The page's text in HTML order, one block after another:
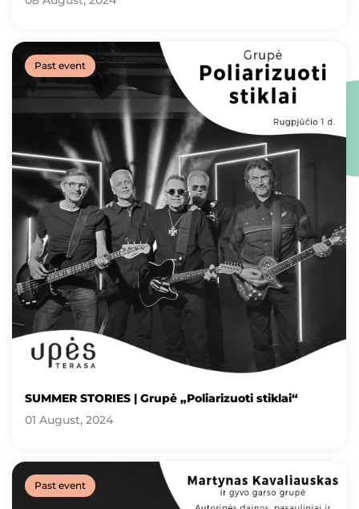
Past event
SUMMER STORIES | Grupė „Poliarizuoti stiklai“
01 August, 2024
Past event